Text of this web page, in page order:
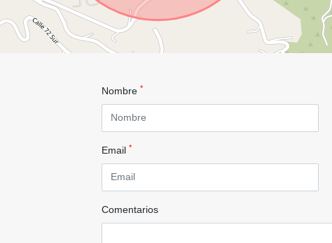
Nombre *
Email *
Comentarios